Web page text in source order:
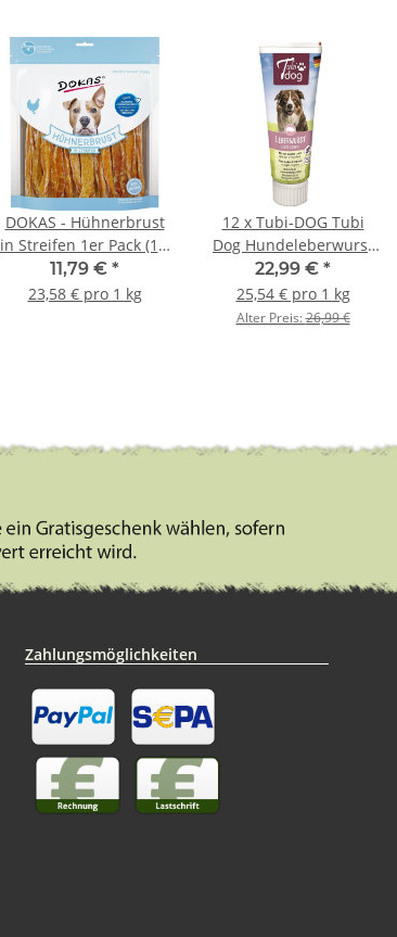
DOKAS - Hühnerbrust
in Streifen 1er Pack (1 x
500g)
11,79 € *
23,58 € pro 1 kg
12 x Tubi-DOG Tubi
Dog Hundeleberwurst
in der Tube 75g im
12er Set
22,99 € *
25,54 € pro 1 kg
Alter Preis:26,99 €
Zahlungsmöglichkeiten